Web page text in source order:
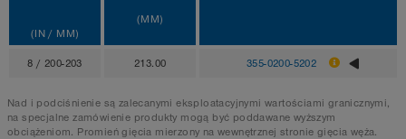
(IN / MM)
(MM)
8 / 200-203 213.00 355-0200-5202
Nad i podciśnienie są zalecanymi eksploatacyjnymi wartościami granicznymi,
na specjalne zamówienie produkty mogą być poddawane wyższym
obciążeniom. Promień gięcia mierzony na wewnętrznej stronie gięcia węża.